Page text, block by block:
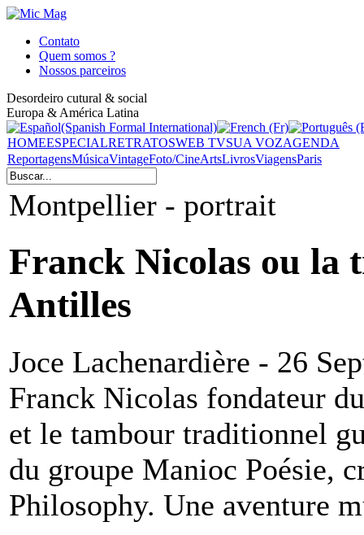
Contato
Quem somos ?
Nossos parceiros
Desordeiro cutural & social
Europa & América Latina
HOMEESPECIALRETRATOSWEB TVSUA VOZAGENDA
ReportagensMúsicaVintageFoto/CineArtsLivrosViagensParis
Montpellier - portrait
Franck Nicolas ou la
Antilles
Joce Lachenardière - 26
Franck Nicolas fondateur
et le tambour traditionnel
du groupe Manioc Poésie,
Philosophy. Une aventure